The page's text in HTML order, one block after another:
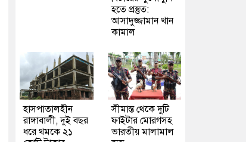
হতে প্রস্তুত:
আসাদুজ্জামান খান
কামাল
হাসপাতালহীন
রাঙ্গাবালী, দুই বছর
ধরে থমকে ২১
সীমান্ত থেকে দুটি
ফাইটার মোরগসহ
ভারতীয় মালামাল